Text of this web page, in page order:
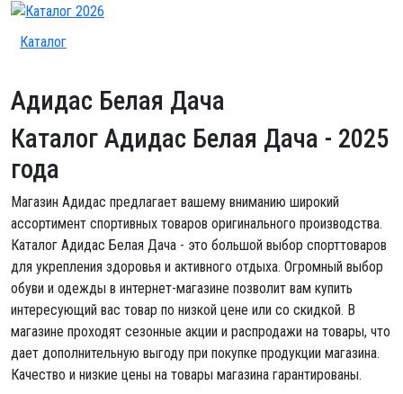
Каталог
Адидас Белая Дача
Каталог Адидас Белая Дача - 2025
года
Магазин Адидас предлагает вашему вниманию широкий
ассортимент спортивных товаров оригинального производства.
Каталог Адидас Белая Дача - это большой выбор спорттоваров
для укрепления здоровья и активного отдыха. Огромный выбор
обуви и одежды в интернет-магазине позволит вам купить
интересующий вас товар по низкой цене или со скидкой. В
магазине проходят сезонные акции и распродажи на товары, что
дает дополнительную выгоду при покупке продукции магазина.
Качество и низкие цены на товары магазина гарантированы.